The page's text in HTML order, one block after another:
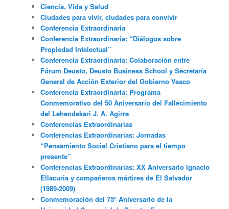
Ciencia, Vida y Salud
Ciudades para vivir, ciudades para convivir
Conferencia Extraordinaria
Conferencia Extraordinaria: “Diálogos sobre
Propiedad Intelectual”
Conferencia Extraordinaria: Colaboración entre
Fórum Deusto, Deusto Business School y Secretaría
General de Acción Exterior del Gobierno Vasco
Conferencia Extraordinaria: Programa
Conmemorativo del 50 Aniversario del Fallecimiento
del Lehendakari J. A. Agirre
Conferencias Extraordinarias
Conferencias Extraordinarias: Jornadas
“Pensamiento Social Cristiano para el tiempo
presente”
Conferencias Extraordinarias: XX Aniversario Ignacio
Ellacuria y compañeros mártires de El Salvador
(1989-2009)
Conmemoración del 75º Aniversario de la